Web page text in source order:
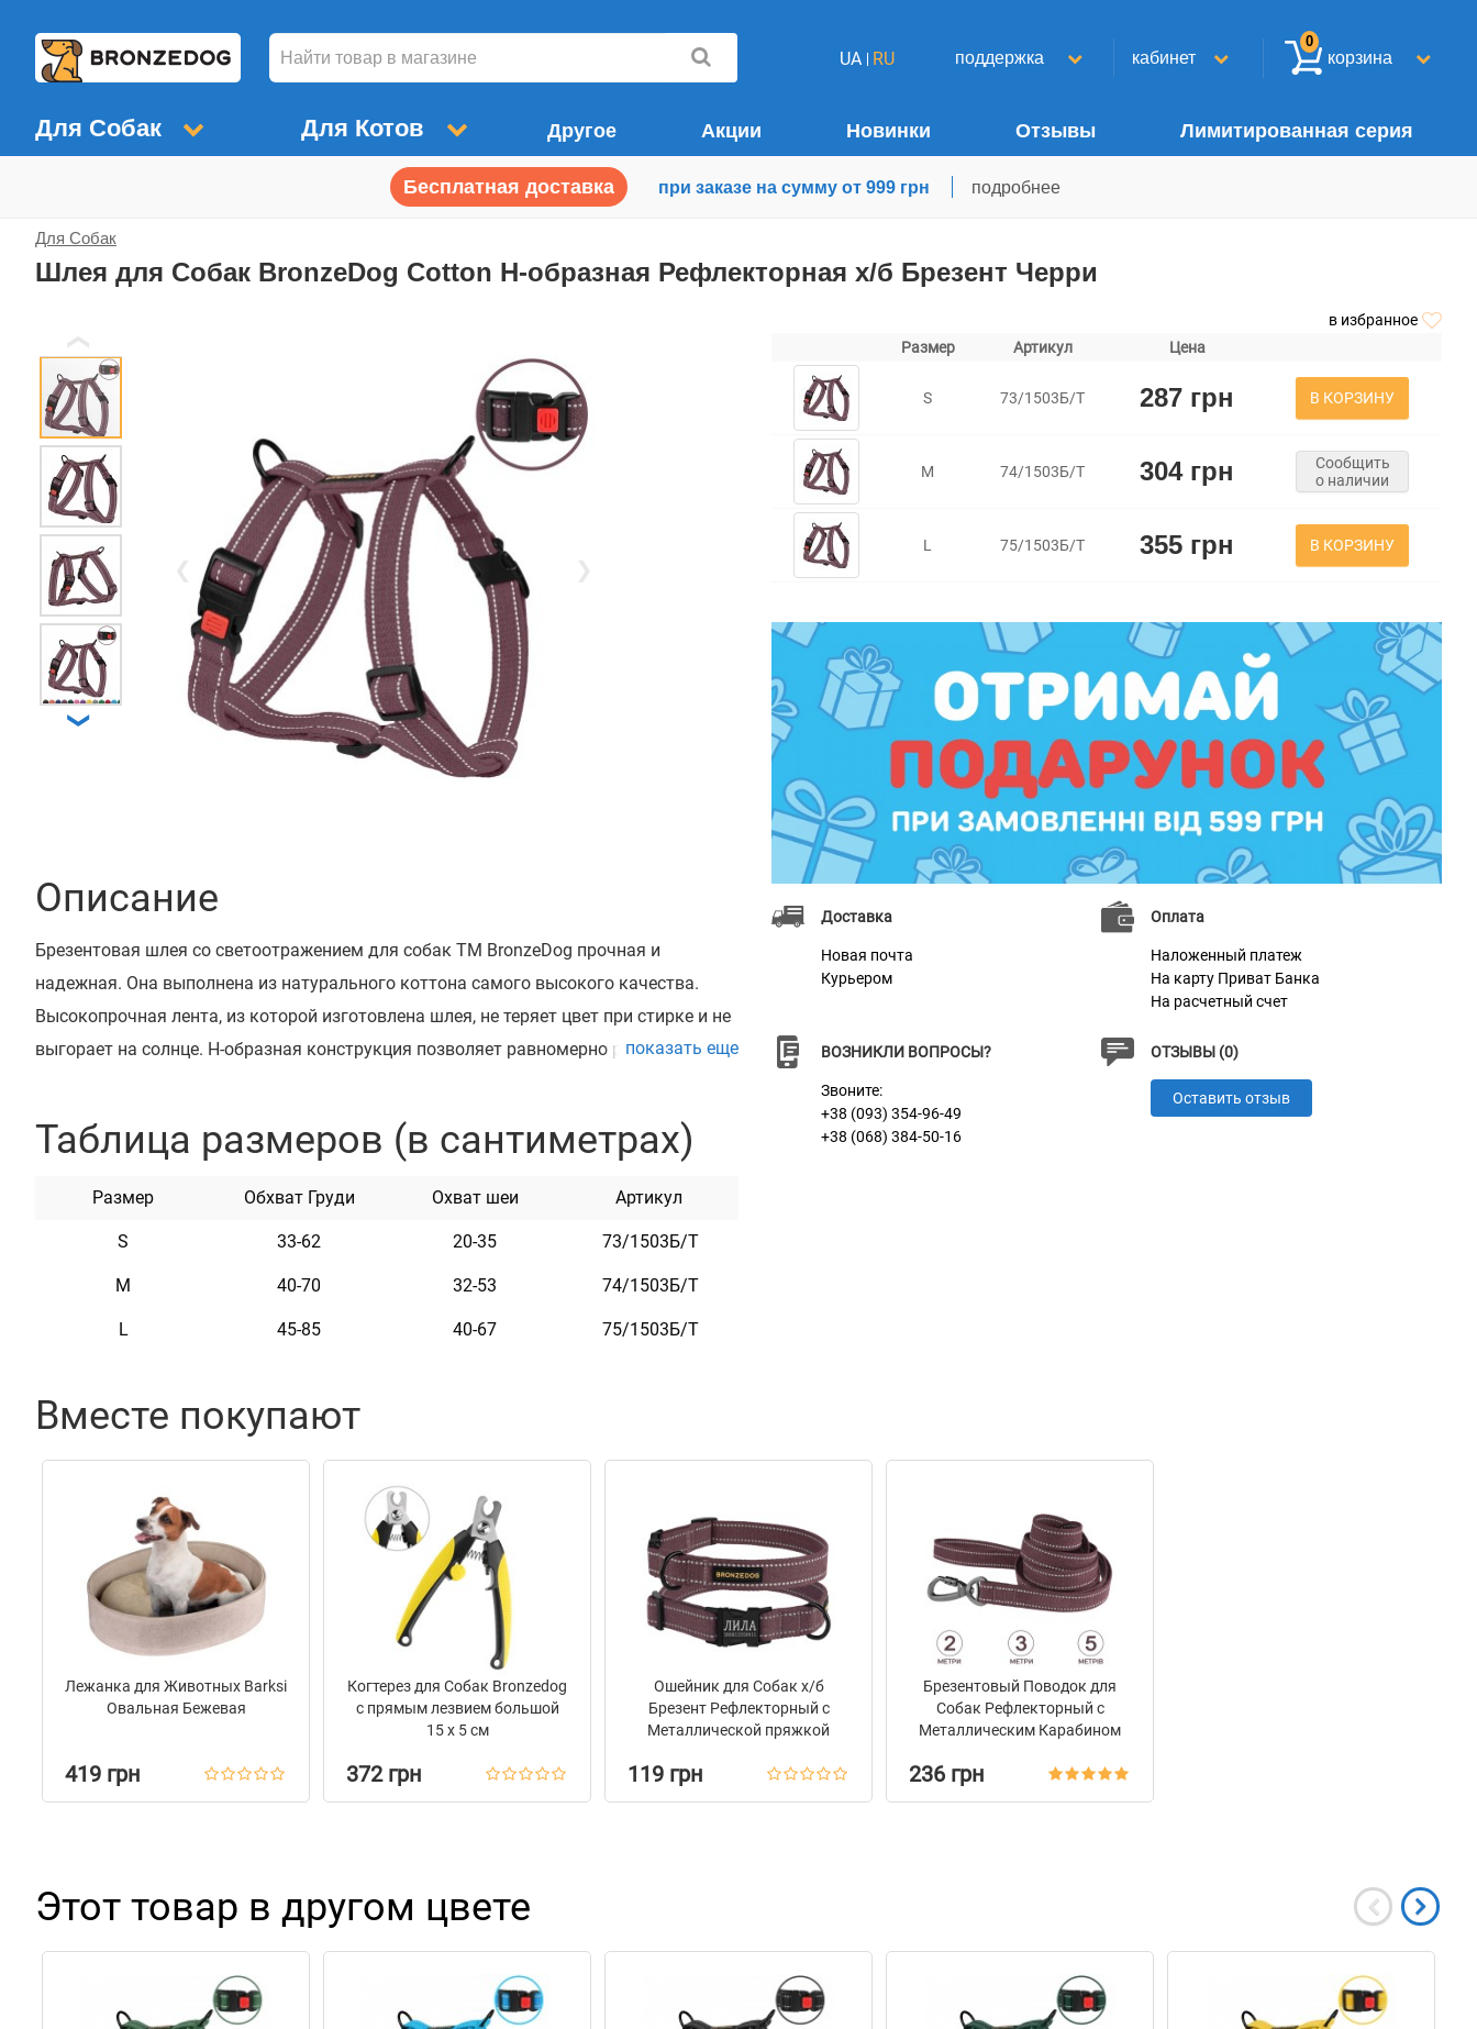
UA RU поддержка кабинет корзина
0
Для Собак Для Котов Другое Акции Новинки Отзывы Лимитированная серия
Бесплатная доставка при заказе на сумму от 999 грн подробнее
Для Собак
Шлея для Собак BronzeDog Сotton Н-образная Рефлекторная х/б Брезент Черри
в избранное
❯
Описание
Брезентовая шлея со светоотражением для собак ТМ BronzeDog прочная и
надежная. Она выполнена из натурального коттона самого высокого качества.
Высокопрочная лента, из которой изготовлена шлея, не теряет цвет при стирке и не
выгорает на солнце. Н-образная конструкция позволяет равномерно распределить
неприхотлива в уходе.
Характеристики
Материал Брезент
Черри
показать еще
Таблица размеров (в сантиметрах)
Размер Обхват Груди Охват шеи Артикул
S 33-62 20-35 73/1503Б/Т
M 40-70 32-53 74/1503Б/Т
L 45-85 40-67 75/1503Б/Т
Размер Артикул Цена
S 73/1503Б/Т 287 грн В КОРЗИНУ
M 74/1503Б/Т 304 грн
Сообщить
о наличии
L 75/1503Б/Т 355 грн В КОРЗИНУ
Доставка
Новая почта
Курьером
Оплата
Наложенный платеж
На карту Приват Банка
На расчетный счет
ВОЗНИКЛИ ВОПРОСЫ?
Звоните:
+38 (093) 354-96-49
+38 (068) 384-50-16
ОТЗЫВЫ (0)
Оставить отзыв
Вместе покупают
Лежанка для Животных Barksi
Овальная Бежевая
419 грн
Когтерез для Собак Bronzedog
с прямым лезвием большой
15 х 5 см
372 грн
Ошейник для Собак х/б
Брезент Рефлекторный c
Металлической пряжкой
119 грн
Брезентовый Поводок для
Собак Рефлекторный с
Металлическим Карабином
236 грн
Этот товар в другом цвете